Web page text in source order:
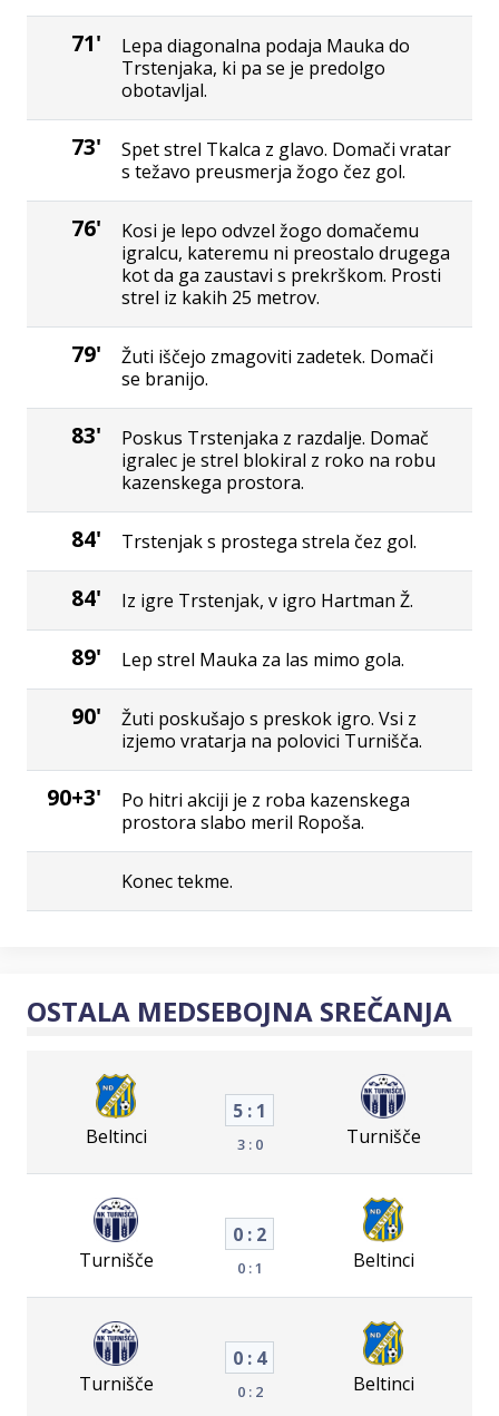
71'
Lepa diagonalna podaja Mauka do
Trstenjaka, ki pa se je predolgo
obotavljal.
73'
Spet strel Tkalca z glavo. Domači vratar
s težavo preusmerja žogo čez gol.
76'
Kosi je lepo odvzel žogo domačemu
igralcu, kateremu ni preostalo drugega
kot da ga zaustavi s prekrškom. Prosti
strel iz kakih 25 metrov.
79'
Žuti iščejo zmagoviti zadetek. Domači
se branijo.
83'
Poskus Trstenjaka z razdalje. Domač
igralec je strel blokiral z roko na robu
kazenskega prostora.
84' Trstenjak s prostega strela čez gol.
84' Iz igre Trstenjak, v igro Hartman Ž.
89' Lep strel Mauka za las mimo gola.
90'
Žuti poskušajo s preskok igro. Vsi z
izjemo vratarja na polovici Turnišča.
90+3'
Po hitri akciji je z roba kazenskega
prostora slabo meril Ropoša.
Konec tekme.
OSTALA MEDSEBOJNA SREČANJA
Beltinci
5 : 1
3 : 0 Turnišče
Turnišče
0 : 2
0 : 1 Beltinci
Turnišče
0 : 4
0 : 2 Beltinci